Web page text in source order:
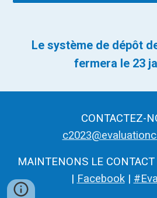
Le système de dépôt
fermera le 23
CONTACTEZ-
MAINTENONS LE CONTACT
| Facebook|